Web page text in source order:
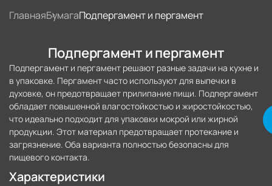
ГлавнаяБумагаПодпергамент и пергамент
Подпергамент и пергамент
Подпергамент и пергамент решают разные задачи на кухне и
в упаковке. Пергамент часто используют для выпечки в
духовке, он предотвращает прилипание пищи. Подпергамент
обладает повышенной влагостойкостью и жиростойкостью,
что идеально подходит для упаковки мокрой или жирной
продукции. Этот материал предотвращает протекание и
загрязнение. Оба варианта полностью безопасны для
пищевого контакта.
Характеристики